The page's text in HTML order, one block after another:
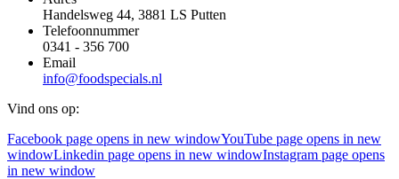
Handelsweg 44, 3881 LS Putten
Telefoonnummer
0341 - 356 700
Email
info@foodspecials.nl
Vind ons op:
Facebook page opens in new windowYouTube page opens in new
windowLinkedin page opens in new windowInstagram page opens
in new window